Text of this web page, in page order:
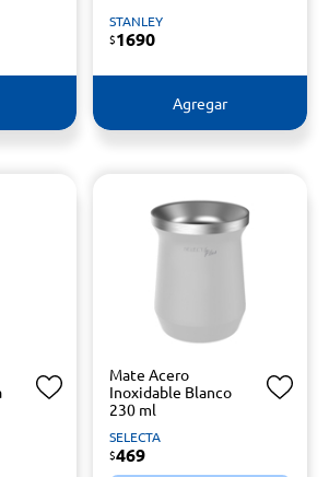
STANLEY
$1690
Agregar
Mate Acero
Inoxidable Blanco
230 ml
SELECTA
$469